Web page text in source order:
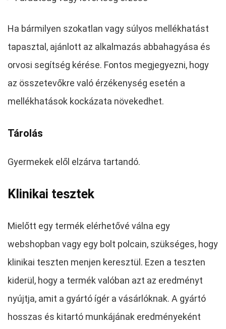
Ha bármilyen szokatlan vagy súlyos mellékhatást
tapasztal, ajánlott az alkalmazás abbahagyása és
orvosi segítség kérése. Fontos megjegyezni, hogy
az összetevőkre való érzékenység esetén a
mellékhatások kockázata növekedhet.
Tárolás
Gyermekek elől elzárva tartandó.
Klinikai tesztek
Mielőtt egy termék elérhetővé válna egy
webshopban vagy egy bolt polcain, szükséges, hogy
klinikai teszten menjen keresztül. Ezen a teszten
kiderül, hogy a termék valóban azt az eredményt
nyújtja, amit a gyártó ígér a vásárlóknak. A gyártó
hosszas és kitartó munkájának eredményeként